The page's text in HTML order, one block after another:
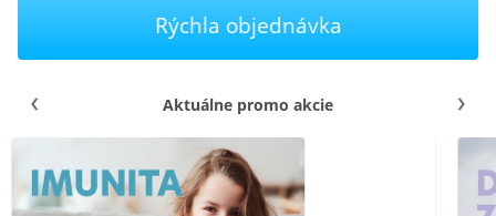
Rýchla objednávka
Aktuálne promo akcie